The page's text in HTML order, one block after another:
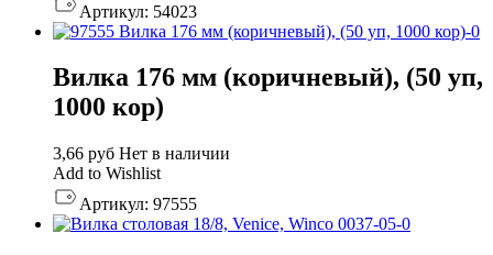
Артикул: 54023
Вилка 176 мм (коричневый), (50 уп,
1000 кор)
3,66 руб Нет в наличии
Add to Wishlist
Артикул: 97555